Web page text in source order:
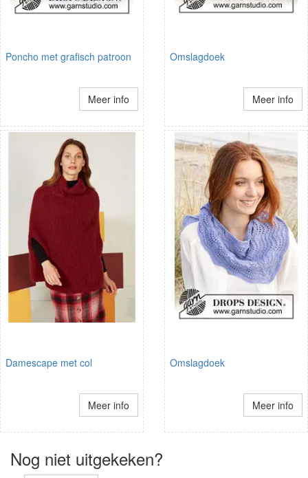
Poncho met grafisch patroon
Meer info
Omslagdoek
Meer info
Damescape met col
Meer info
Omslagdoek
Meer info
Nog niet uitgekeken?